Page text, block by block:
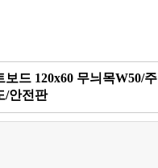
드 120x60 무늬목W50/
/안전판